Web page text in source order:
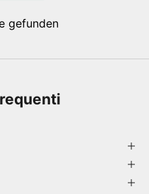
gefunden